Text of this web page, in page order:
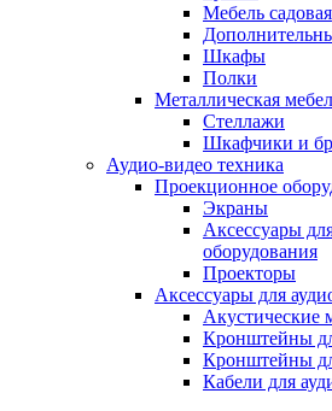
Мебель садовая
Шкафы
Полки
Металлическая
Стеллажи
Шкафчики и
Аудио-видео техника
Проекционное
Экраны
Аксессуары
оборудования
Проекторы
Аксессуары для
Акустические
Кронштейны
Кронштейны
Кабели для